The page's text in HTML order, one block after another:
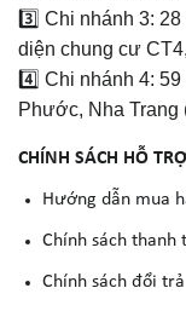
3️⃣ Chi nhánh 3:
diện chung cư
4️⃣ Chi nhánh 4:
Phước, Nha Trang
CHÍNH SÁCH HỖ TRỢ
Hướng dẫn mua
Chính sách thanh
Chính sách đổi trả